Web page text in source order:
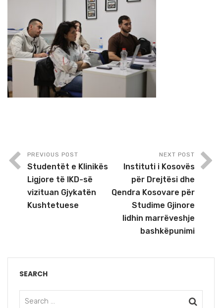
PREVIOUS POST
Studentët e Klinikës
Ligjore të IKD-së
vizituan Gjykatën
Kushtetuese
NEXT POST
Instituti i Kosovës
për Drejtësi dhe
Qendra Kosovare për
Studime Gjinore
lidhin marrëveshje
bashkëpunimi
SEARCH